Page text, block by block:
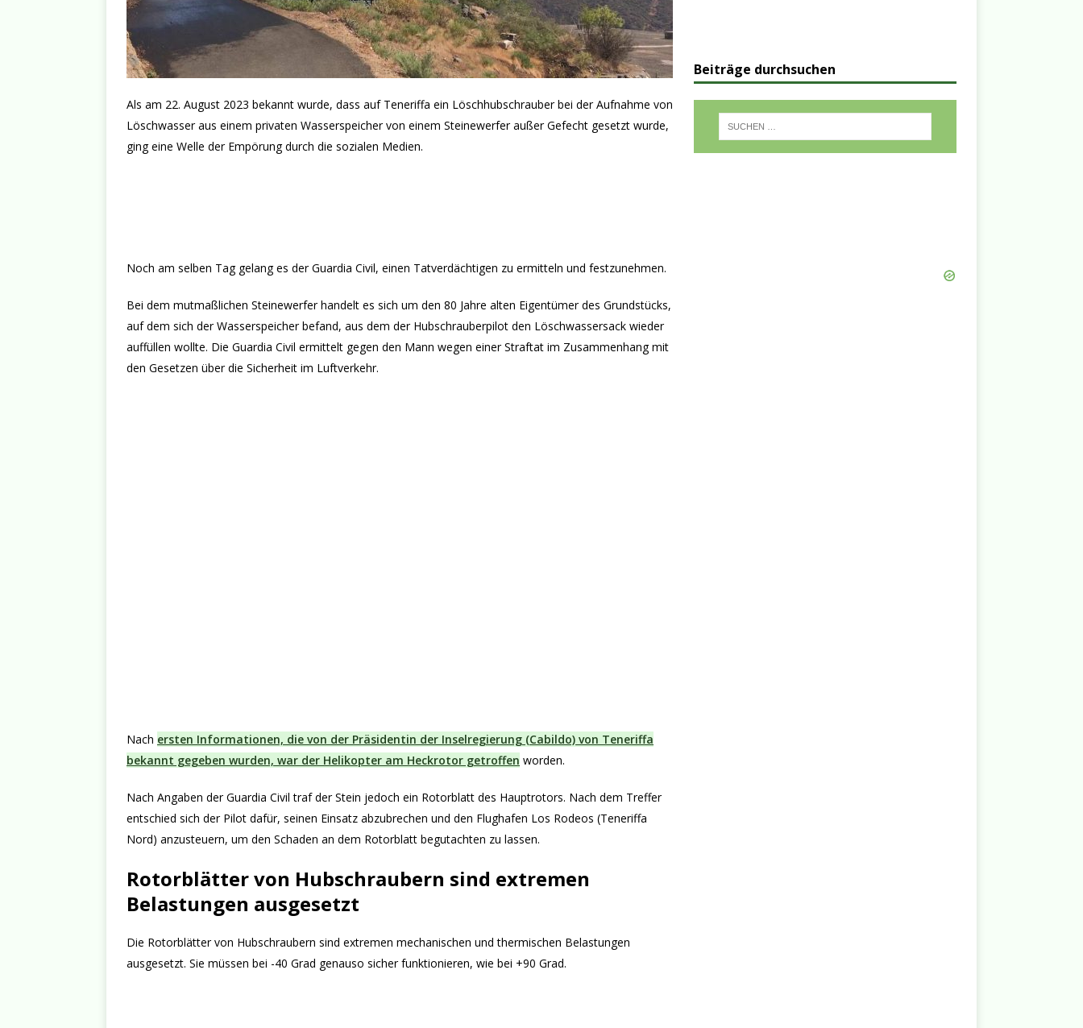
Als am 22. August 2023 bekannt wurde, dass auf Teneriffa ein Löschhubschrauber bei der Aufnahme von
Löschwasser aus einem privaten Wasserspeicher von einem Steinewerfer außer Gefecht gesetzt wurde,
ging eine Welle der Empörung durch die sozialen Medien.
Noch am selben Tag gelang es der Guardia Civil, einen Tatverdächtigen zu ermitteln und festzunehmen.
Bei dem mutmaßlichen Steinewerfer handelt es sich um den 80 Jahre alten Eigentümer des Grundstücks,
auf dem sich der Wasserspeicher befand, aus dem der Hubschrauberpilot den Löschwassersack wieder
auffüllen wollte. Die Guardia Civil ermittelt gegen den Mann wegen einer Straftat im Zusammenhang mit
den Gesetzen über die Sicherheit im Luftverkehr.
Nach ersten Informationen, die von der Präsidentin der Inselregierung (Cabildo) von Teneriffa
bekannt gegeben wurden, war der Helikopter am Heckrotor getroffen worden.
Nach Angaben der Guardia Civil traf der Stein jedoch ein Rotorblatt des Hauptrotors. Nach dem Treffer
entschied sich der Pilot dafür, seinen Einsatz abzubrechen und den Flughafen Los Rodeos (Teneriffa
Nord) anzusteuern, um den Schaden an dem Rotorblatt begutachten zu lassen.
Rotorblätter von Hubschraubern sind extremen
Belastungen ausgesetzt
Die Rotorblätter von Hubschraubern sind extremen mechanischen und thermischen Belastungen
ausgesetzt. Sie müssen bei -40 Grad genauso sicher funktionieren, wie bei +90 Grad.
Beiträge durchsuchen